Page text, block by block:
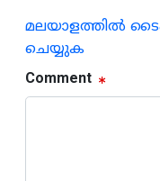
മലയാളത്തില്‍
ചെയ്യുക
Comment